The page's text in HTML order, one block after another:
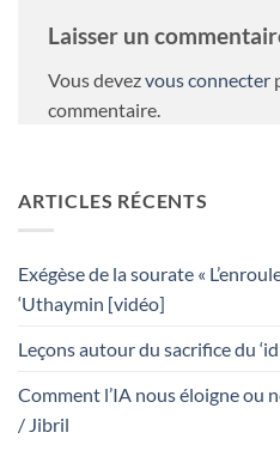
Laisser un
Vous devezvous connecter
commentaire.
ARTICLES RÉCENTS
Exégèse de la sourate «
‘Uthaymin [vidéo]
Leçons autour du sacrifice du
Comment l’IA nous éloigne ou
/ Jibril